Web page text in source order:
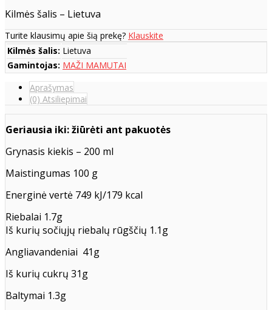
Kilmės šalis – Lietuva
Turite klausimų apie šią prekę? Klauskite
Kilmės šalis: Lietuva
Gamintojas: MAŽI MAMUTAI
Aprašymas
(0) Atsiliepimai
Geriausia iki: žiūrėti ant pakuotės
Grynasis kiekis – 200 ml
Maistingumas 100 g
Energinė vertė 749 kJ/179 kcal
Riebalai 1.7g
Iš kurių sočiųjų riebalų rūgščių 1.1g
Angliavandeniai 41g
Iš kurių cukrų 31g
Baltymai 1.3g